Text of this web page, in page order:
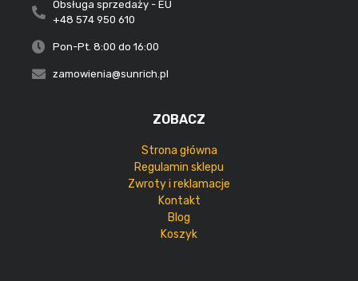
Obsługa sprzedaży - EU
+48 574 950 610
Pon-Pt. 8:00 do 16:00
zamowienia@sunrich.pl
ZOBACZ
Strona główna
Regulamin sklepu
Zwroty i reklamacje
Kontakt
Blog
Koszyk